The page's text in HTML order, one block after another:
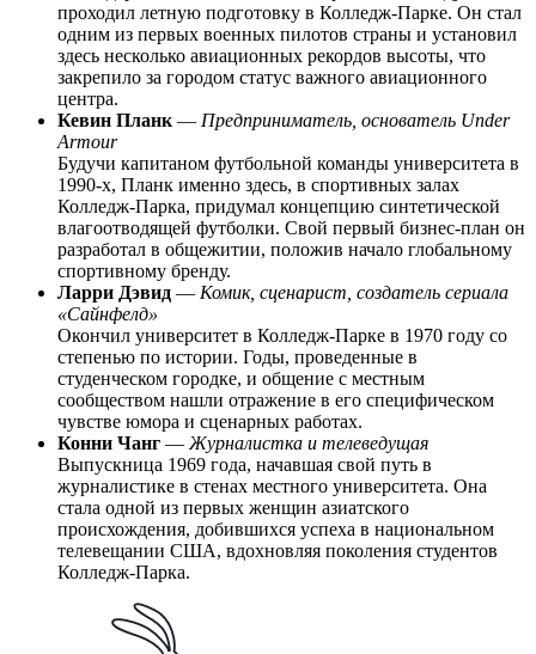
проходил летную подготовку в Колледж-Парке. Он стал
одним из первых военных пилотов страны и установил
здесь несколько авиационных рекордов высоты, что
закрепило за городом статус важного авиационного
центра.
Кевин Планк — Предприниматель, основатель Under
Armour
Будучи капитаном футбольной команды университета в
1990-х, Планк именно здесь, в спортивных залах
Колледж-Парка, придумал концепцию синтетической
влагоотводящей футболки. Свой первый бизнес-план он
разработал в общежитии, положив начало глобальному
спортивному бренду.
Ларри Дэвид — Комик, сценарист, создатель сериала
«Сайнфелд»
Окончил университет в Колледж-Парке в 1970 году со
степенью по истории. Годы, проведенные в
студенческом городке, и общение с местным
сообществом нашли отражение в его специфическом
чувстве юмора и сценарных работах.
Конни Чанг — Журналистка и телеведущая
Выпускница 1969 года, начавшая свой путь в
журналистике в стенах местного университета. Она
стала одной из первых женщин азиатского
происхождения, добившихся успеха в национальном
телевещании США, вдохновляя поколения студентов
Колледж-Парка.